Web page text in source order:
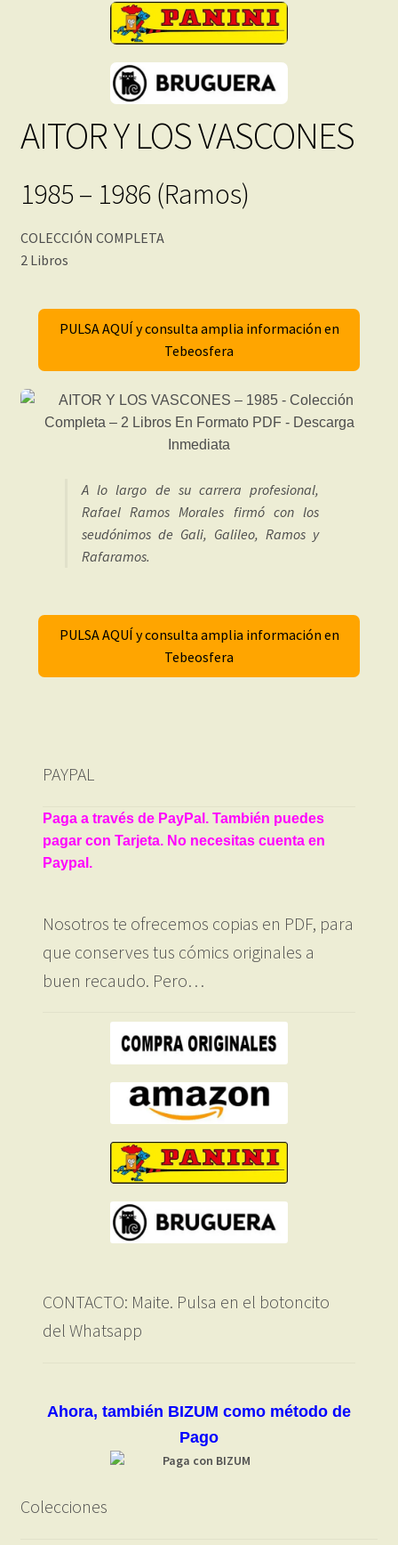
AITOR Y LOS VASCONES
1985 – 1986 (Ramos)
COLECCIÓN COMPLETA
2 Libros
PULSA AQUÍ y consulta amplia información en
Tebeosfera
A lo largo de su carrera profesional,
Rafael Ramos Morales firmó con los
seudónimos de Gali, Galileo, Ramos y
Rafaramos.
PULSA AQUÍ y consulta amplia información en
Tebeosfera
PAYPAL
Paga a través de PayPal. También puedes
pagar con Tarjeta. No necesitas cuenta en
Paypal.
Nosotros te ofrecemos copias en PDF, para
que conserves tus cómics originales a
buen recaudo. Pero…
CONTACTO: Maite. Pulsa en el botoncito
del Whatsapp
Ahora, también BIZUM como método de
Pago
Colecciones